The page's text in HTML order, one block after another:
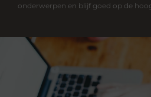
onderwerpen en blijf goed op de